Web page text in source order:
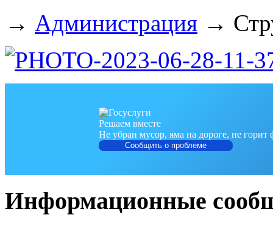
→ Администрация →
Решаем вместе
Не убран мусор, яма на дороге, не горит
Сообщить о проблеме
Информационные